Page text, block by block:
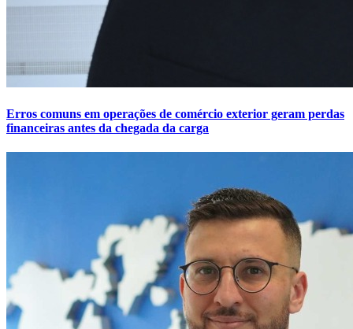
Erros comuns em operações de comércio exterior geram perdas
financeiras antes da chegada da carga